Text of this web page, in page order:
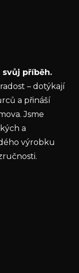
informace o
svůj příběh.
– dotýkají
a přináší
Jsme
a
výrobku